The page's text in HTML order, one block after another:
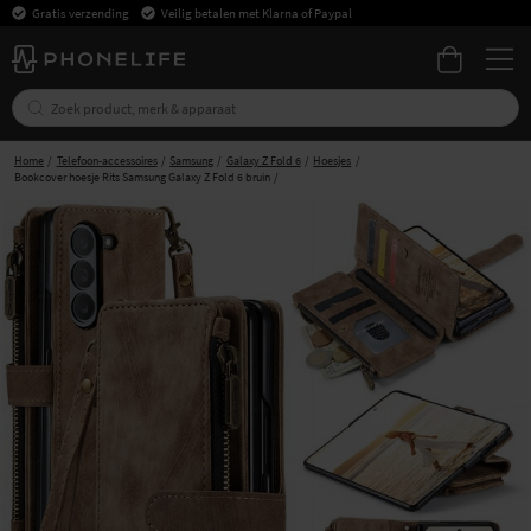
Gratis verzending Veilig betalen met Klarna of Paypal
Home Telefoon-accessoires Samsung Galaxy Z Fold 6
Hoesjes
Bookcover hoesje Rits Samsung Galaxy Z Fold 6 bruin